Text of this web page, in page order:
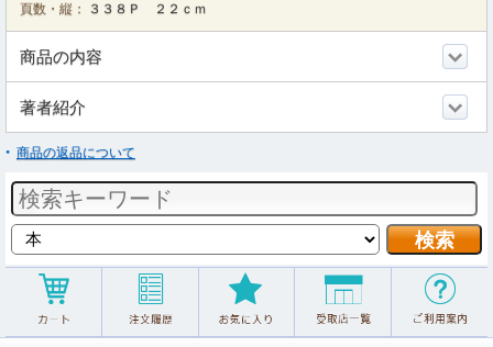
頁数・縦：
３３８Ｐ ２２ｃｍ
商品の内容
著者紹介
商品の返品について